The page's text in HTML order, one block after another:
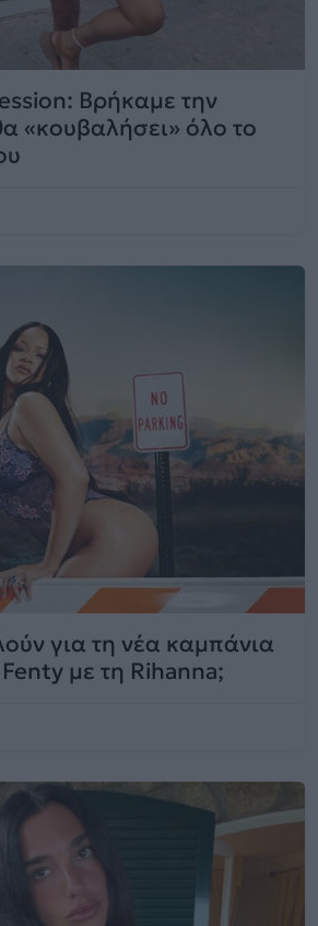
Βρήκαμε την
«κουβαλήσει» όλο το
για τη νέα καμπάνια
με τη Rihanna;